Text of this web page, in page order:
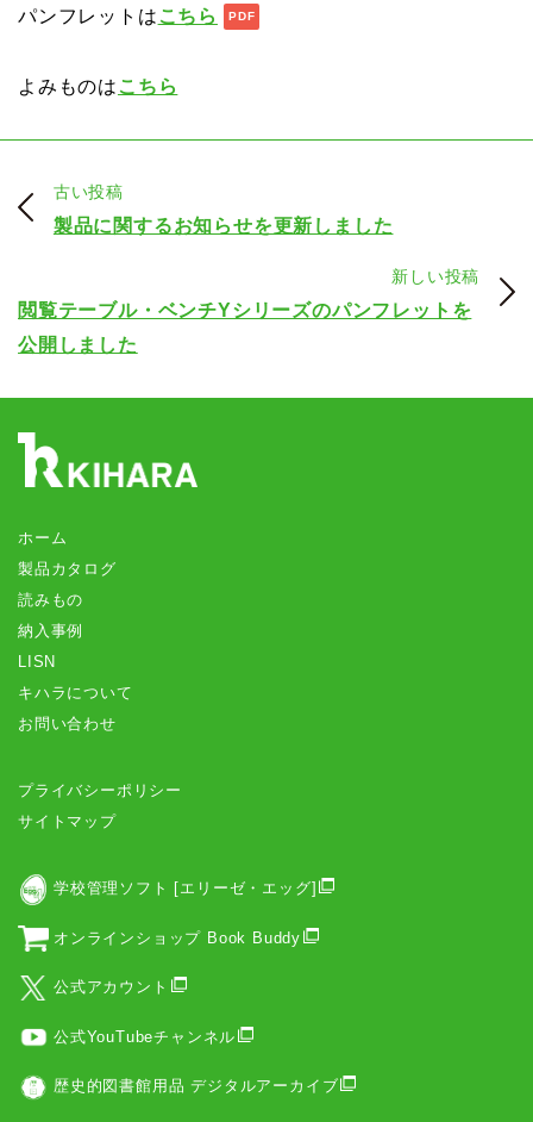
パンフレットは こちら
よみものは こちら
古い投稿
製品に関するお知らせを更新しました
新しい投稿
閲覧テーブル・ベンチYシリーズのパンフレットを
公開しました
ホーム
製品カタログ
読みもの
納入事例
LISN
キハラについて
お問い合わせ
プライバシーポリシー
サイトマップ
学校管理ソフト [エリーゼ・エッグ]
オンラインショップ Book Buddy
公式アカウント
公式YouTubeチャンネル
歴史的図書館用品 デジタルアーカイブ